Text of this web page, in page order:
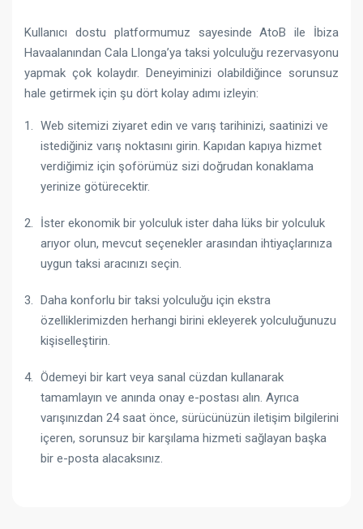
Kullanıcı dostu platformumuz sayesinde AtoB ile İbiza
Havaalanından Cala Llonga’ya taksi yolculuğu rezervasyonu
yapmak çok kolaydır. Deneyiminizi olabildiğince sorunsuz
hale getirmek için şu dört kolay adımı izleyin:
Web sitemizi ziyaret edin ve varış tarihinizi, saatinizi ve
istediğiniz varış noktasını girin. Kapıdan kapıya hizmet
verdiğimiz için şoförümüz sizi doğrudan konaklama
yerinize götürecektir.
İster ekonomik bir yolculuk ister daha lüks bir yolculuk
arıyor olun, mevcut seçenekler arasından ihtiyaçlarınıza
uygun taksi aracınızı seçin.
Daha konforlu bir taksi yolculuğu için ekstra
özelliklerimizden herhangi birini ekleyerek yolculuğunuzu
kişiselleştirin.
Ödemeyi bir kart veya sanal cüzdan kullanarak
tamamlayın ve anında onay e-postası alın. Ayrıca
varışınızdan 24 saat önce, sürücünüzün iletişim bilgilerini
içeren, sorunsuz bir karşılama hizmeti sağlayan başka
bir e-posta alacaksınız.